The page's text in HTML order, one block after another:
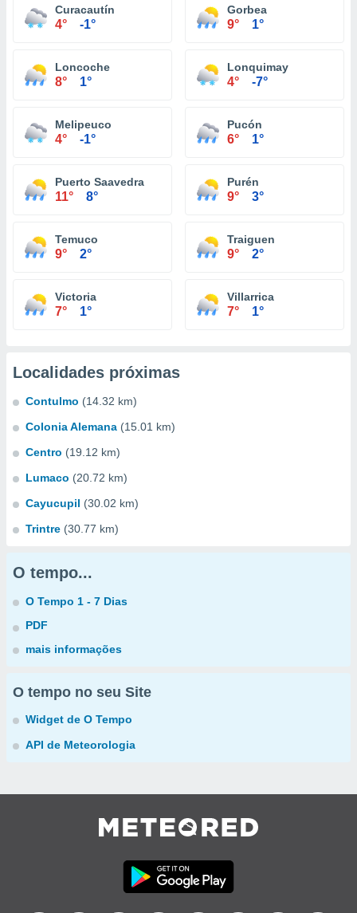
Curacautín
4° -1°
Gorbea
9° 1°
Loncoche
8° 1°
Lonquimay
4° -7°
Melipeuco
4° -1°
Pucón
6° 1°
Puerto Saavedra
11° 8°
Purén
9° 3°
Temuco
9° 2°
Traiguen
9° 2°
Victoria
7° 1°
Villarrica
7° 1°
Localidades próximas
Contulmo (14.32 km)
Colonia Alemana (15.01 km)
Centro (19.12 km)
Lumaco (20.72 km)
Cayucupil (30.02 km)
Trintre (30.77 km)
O tempo...
O Tempo 1 - 7 Dias
PDF
mais informações
O tempo no seu Site
Widget de O Tempo
API de Meteorologia